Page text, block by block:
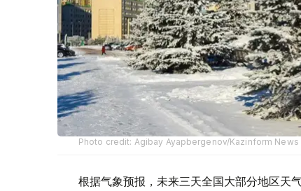
Photo credit: Agibay Ayapbergenov/Kazinform News
根据气象预报，未来三天全国大部分地区天